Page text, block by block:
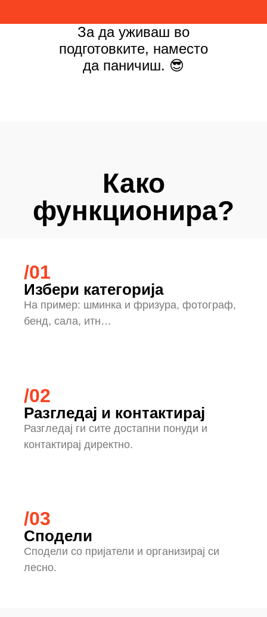
За да уживаш во
подготовките, наместо
да паничиш. 😎
Како
функционира?
/01
Избери категорија
На пример: шминка и фризура, фотограф,
бенд, сала, итн…
/02
Разгледај и контактирај
Разгледај ги сите достапни понуди и
контактирај директно.
/03
Сподели
Сподели со пријатели и организирај си
лесно.